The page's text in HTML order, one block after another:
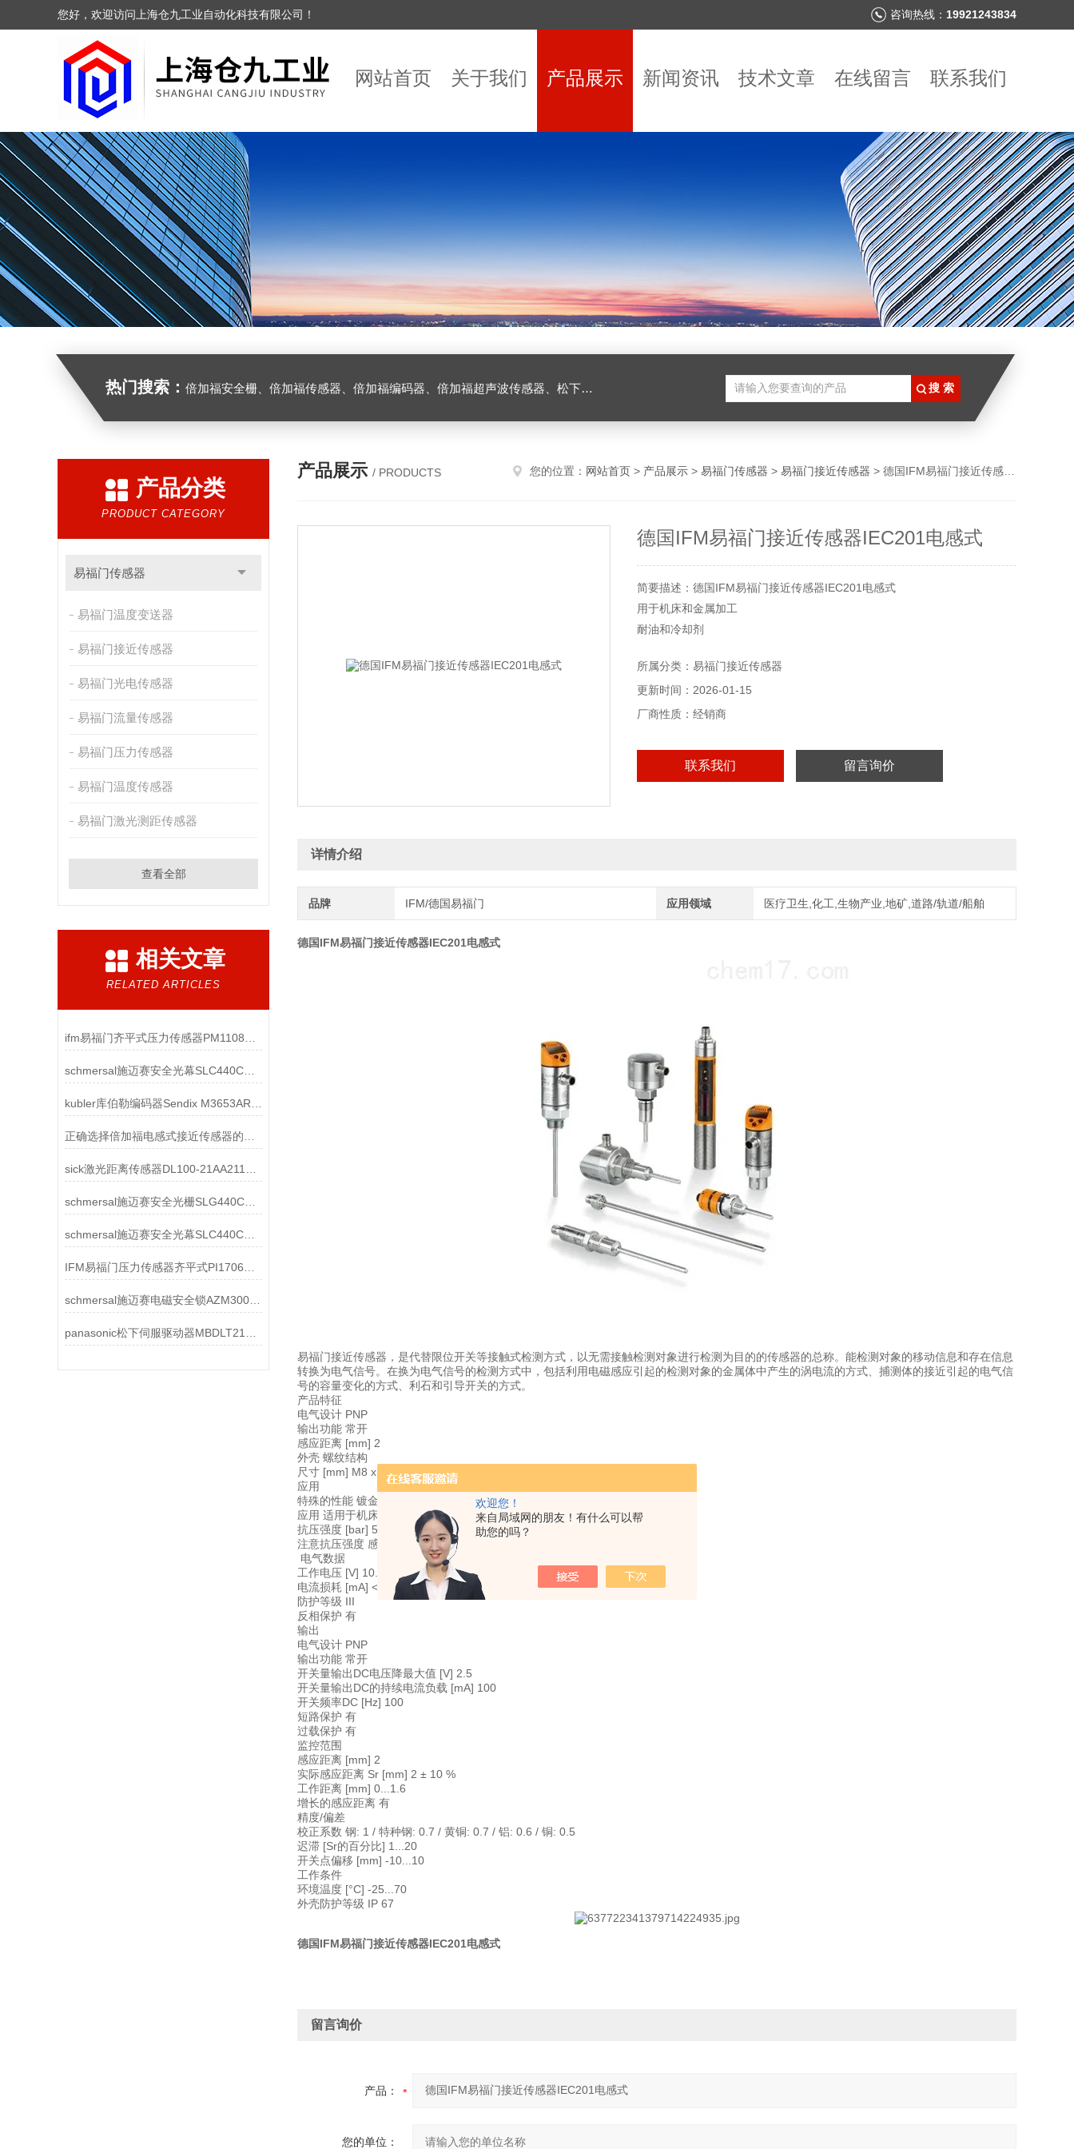
欢迎您！
来自局域网的朋友！有什么可以帮
助您的吗？
您好，欢迎访问上海仓九工业自动化科技有限公司！ 咨询热线： 19921243834
网站首页 关于我们 产品展示 新闻资讯 技术文章 在线留言 联系我们
热门搜索： 倍加福安全栅、倍加福传感器、倍加福编码器、倍加福超声波传感器、松下伺服驱动器、松下伺服电机、施耐德TM3模块、巴鲁夫位移传感器、易福门流量传感器等产品。
产品分类
PRODUCT CATEGORY
易福门传感器
易福门温度变送器
易福门接近传感器
易福门光电传感器
易福门流量传感器
易福门压力传感器
易福门温度传感器
易福门激光测距传感器
查看全部
相关文章
RELATED ARTICLES
schmersal施迈赛安全光幕SLC440COM-ER-0330-30 103003940产品解析
schmersal施迈赛安全光栅SLG440COM-ER-0800-03-H 103054127技术参数
schmersal施迈赛安全光幕SLC440COM-ER-0330-30-H 103054055结构特点
schmersal施迈赛电磁安全锁AZM300B-I2-ST-SD2P 103001416技术参数
产品展示 / PRODUCTS 您的位置： 网站首页 > 产品展示 > 易福门传感器 > 易福门接近传感器 > 德国IFM易福门接近传感器IEC201电感式
德国IFM易福门接近传感器IEC201电感式
简要描述：德国IFM易福门接近传感器IEC201电感式
用于机床和金属加工
耐油和冷却剂
感应范围大，正常运作时间长
清晰的激光刻印标签
所属分类：易福门接近传感器
更新时间：2026-01-15
厂商性质：经销商
联系我们 留言询价
详情介绍
品牌 IFM/德国易福门 应用领域 医疗卫生,化工,生物产业,地矿,道路/轨道/船舶
德国IFM易福门接近传感器IEC201电感式
易福门接近传感器，是代替限位开关等接触式检测方式，以无需接触检测对象进行检测为目的的传感器的总称。能检测对象的移动信息和存在信息
转换为电气信号。在换为电气信号的检测方式中，包括利用电磁感应引起的检测对象的金属体中产生的涡电流的方式、捕测体的接近引起的电气信
号的容量变化的方式、利石和引导开关的方式。
产品特征
电气设计 PNP
输出功能 常开
感应距离 [mm] 2
外壳 螺纹结构
尺寸 [mm] M8 x 1 / L = 50
应用
特殊的性能 镀金触点; 增长的感应距离
应用 适用于机床及冷却润滑剂应用
抗压强度 [bar] 50
注意抗压强度 感应面
电气数据
工作电压 [V] 10...30 DC
电流损耗 [mA] < 10
防护等级 III
反相保护 有
输出
电气设计 PNP
输出功能 常开
开关量输出DC电压降最大值 [V] 2.5
开关量输出DC的持续电流负载 [mA] 100
开关频率DC [Hz] 100
短路保护 有
过载保护 有
监控范围
感应距离 [mm] 2
实际感应距离 Sr [mm] 2 ± 10 %
工作距离 [mm] 0...1.6
增长的感应距离 有
精度/偏差
校正系数 钢: 1 / 特种钢: 0.7 / 黄铜: 0.7 / 铝: 0.6 / 铜: 0.5
迟滞 [Sr的百分比] 1...20
开关点偏移 [mm] -10...10
工作条件
环境温度 [°C] -25...70
外壳防护等级 IP 67
德国IFM易福门接近传感器IEC201电感式
留言询价
产品：
您的单位：